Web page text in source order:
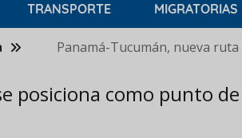
TRANSPORTE MIGRATORIAS
Panamá-Tucumán, nueva
posiciona como punto